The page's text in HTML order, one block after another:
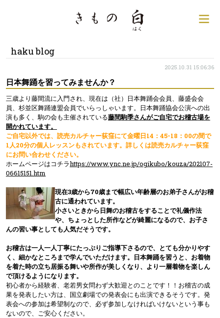
銀座の着物専門店│きも
haku blog
2025.10.31 15:06:36
日本舞踊を習ってみませんか？
三歳より藤間流に入門され、現在は（社）日本舞踊会会員、藤盛会会
員、杉並区舞踊連盟会員でいらっしゃいます。日本舞踊協会公演への出
演も多く、駒の会も主催されている藤間駒季さんがご自宅でお稽古場を
開かれています。
ご自宅以外では、読売カルチャー荻窪にて金曜日14：45-18：00の間で
1人20分の個人レッスンもされています。詳しくは読売カルチャー荻窪
にお問い合わせください。
ホームページはコチラhttps://www.ync.ne.jp/ogikubo/kouza/202107-
06615151.htm
現在3歳から70歳まで幅広い年齢層のお弟子さんがお稽
古に通われています。
小さいときから日舞のお稽古をすることで礼儀作法
や、ちょっとした所作などが綺麗になるので、お子さ
んの習い事としても人気だそうです。
お稽古は一人一人丁寧にたっぷりご指導下さるので、とても分かりやす
く、細かなところまで学んでいただけます。日本舞踊を習うと、お着物
を着た時の立ち居振る舞いや所作が美しくなり、より一層着物を楽しん
で頂けるようになります。
初心者から経験者、老若男女問わず大歓迎とのことです！！お稽古の成
果を発表したい方は、国立劇場での発表会にも出演できるそうです。発
表会への参加は希望制なので、必ず参加しなければいけないという事も
ないので、ご安心ください。